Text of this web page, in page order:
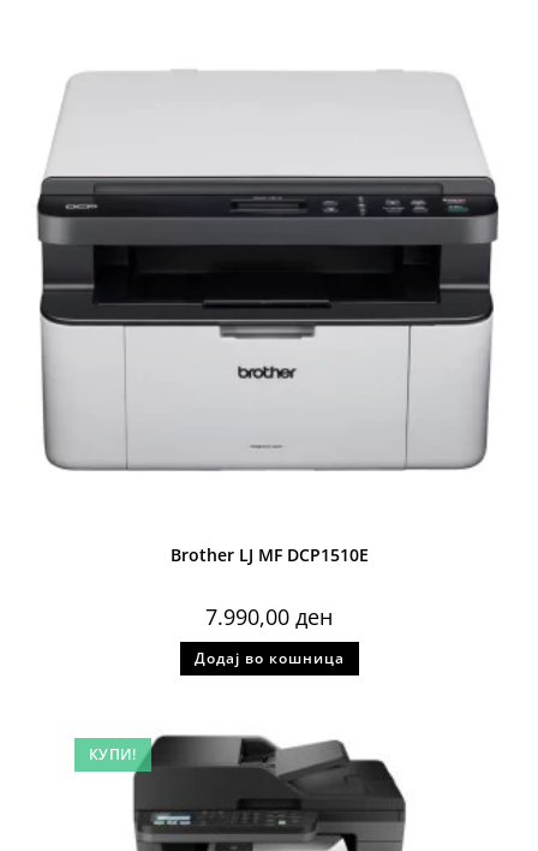
Brother LJ MF DCP1510E
7.990,00 ден
Додај во кошница
КУПИ!